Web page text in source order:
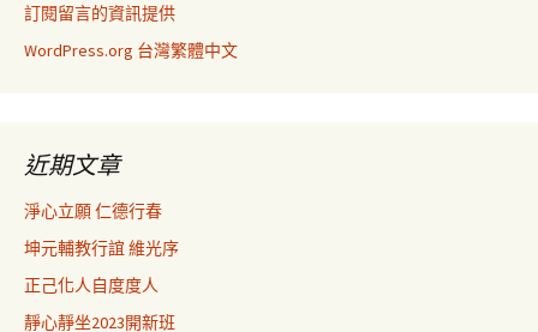
訂閱留言的資訊提供
WordPress.org 台灣繁體中文
近期文章
淨心立願 仁德行春
坤元輔教行誼 維光序
正己化人自度度人
靜心靜坐2023開新班